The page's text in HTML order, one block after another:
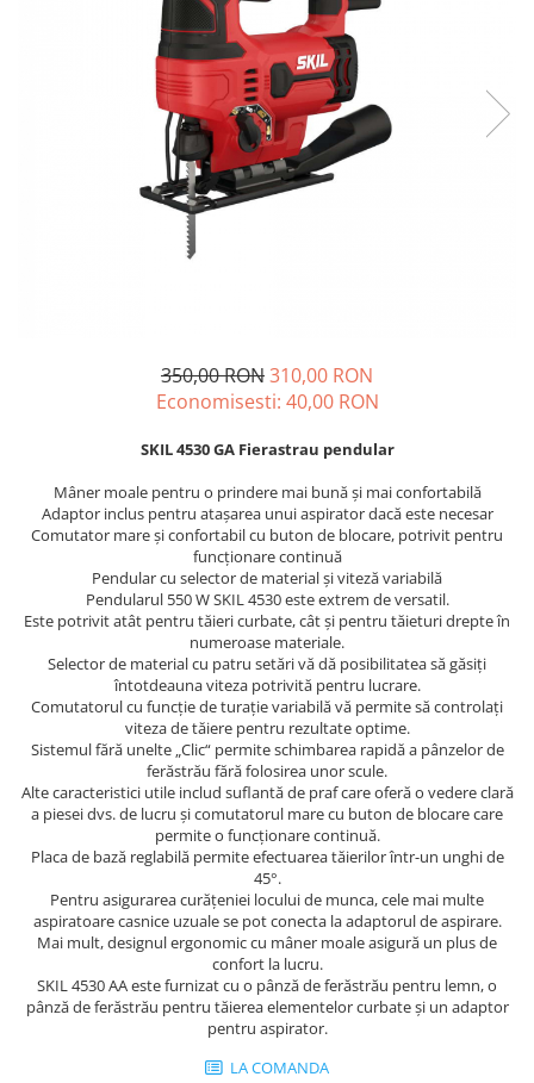
Echere si compasuri
Masini de gaurit si insurubat
Masini de slefuit si rindeluit
Masini multifunctionale
Polizoare unghiulare
Scule electrice de banc
Suflante aer cald si aspiratoare
Salopetă cu pieptar
îmbrăcăminte unică folosinţă
Industria Alimentară
Accesorii industria alimentară
Salopete cu pieptar
Tricouri
îmbrăcăminte pentru damă
Rezistent la flacăra
Vizibilitate înalta hi-vis
îmbrăcăminte asistente/doctori
îmbrăcăminte bucătari
îmbrăcăminte de lucru
înaltă vizibilitate hi-vis
Combinezoane
Hanorace
Pantaloni
Pantaloni scurti
Salopetă cu pieptar
Tricouri
350,00 RON310,00 RON
Economisesti: 40,00 RON
SKIL 4530 GA Fierastrau pendular
Mâner moale pentru o prindere mai bună şi mai confortabilă
Adaptor inclus pentru ataşarea unui aspirator dacă este necesar
Comutator mare şi confortabil cu buton de blocare, potrivit pentru
funcţionare continuă
Pendular cu selector de material şi viteză variabilă
Pendularul 550 W SKIL 4530 este extrem de versatil.
Este potrivit atât pentru tăieri curbate, cât şi pentru tăieturi drepte în
numeroase materiale.
Selector de material cu patru setări vă dă posibilitatea să găsiţi
întotdeauna viteza potrivită pentru lucrare.
Comutatorul cu funcţie de turaţie variabilă vă permite să controlaţi
viteza de tăiere pentru rezultate optime.
Sistemul fără unelte „Clic“ permite schimbarea rapidă a pânzelor de
ferăstrău fără folosirea unor scule.
Alte caracteristici utile includ suflantă de praf care oferă o vedere clară
a piesei dvs. de lucru şi comutatorul mare cu buton de blocare care
permite o funcţionare continuă.
Placa de bază reglabilă permite efectuarea tăierilor într-un unghi de
45°.
Pentru asigurarea curăţeniei locului de munca, cele mai multe
aspiratoare casnice uzuale se pot conecta la adaptorul de aspirare.
Mai mult, designul ergonomic cu mâner moale asigură un plus de
confort la lucru.
SKIL 4530 AA este furnizat cu o pânză de ferăstrău pentru lemn, o
pânză de ferăstrău pentru tăierea elementelor curbate şi un adaptor
pentru aspirator.
LA COMANDA